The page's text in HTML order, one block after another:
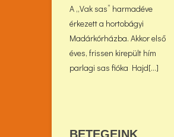
A „Vak sas” harmadéve
érkezett a hortobágyi
Madárkórházba. Akkor első
éves, frissen kirepült hím
parlagi sas fióka Hajd[...]
BETEGEINK